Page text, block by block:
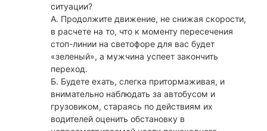
ситуации?
А. Продолжите движение, не снижая скорости,
в расчете на то, что к моменту пересечения
стоп-линии на светофоре для вас будет
«зеленый», а мужчина успеет закончить
переход.
Б. Будете ехать, слегка притормаживая, и
внимательно наблюдать за автобусом и
грузовиком, стараясь по действиям их
водителей оценить обстановку в